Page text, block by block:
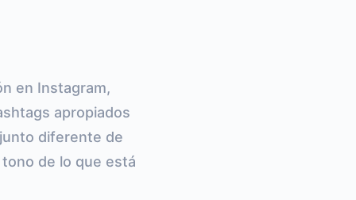
en Instagram,
apropiados
diferente de
de lo que está